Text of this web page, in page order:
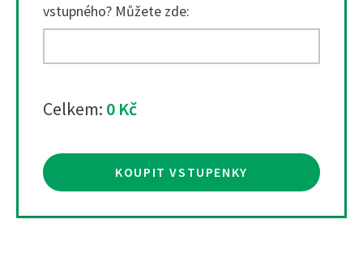
vstupného? Můžete zde:
Celkem: 0 Kč
KOUPIT VSTUPENKY